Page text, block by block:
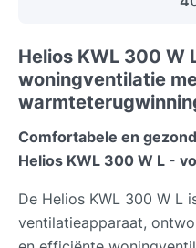
Helios KWL 300 W
woningventilatie
Comfortabele en
Helios KWL 300 W L -
De Helios KWL 300 W L
ventilatieapparaat,